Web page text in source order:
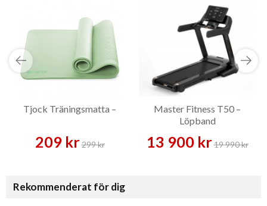
Tjock Träningsmatta –
209 kr299 kr
Master Fitness T50 –
Löpband
13 900 kr19 990 kr
Rekommenderat för dig